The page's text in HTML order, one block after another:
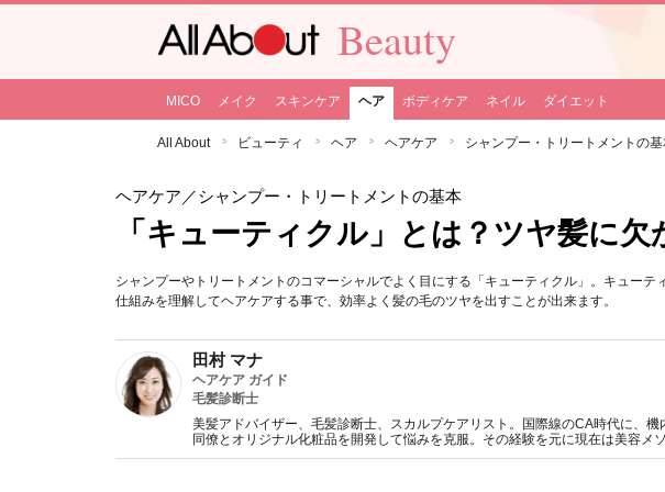
Beauty
MICO メイク スキンケア ヘア ボディケア ネイル ダイエット
All About ビューティ ヘア ヘアケア シャンプー・トリートメントの
ヘアケア ／シャンプー・トリートメントの基本
「キューティクル」とは？ツヤ髪に
シャンプーやトリートメントのコマーシャルでよく目にする「キューティクル」。キュー
仕組みを理解してヘアケアする事で、効率よく髪の毛のツヤを出すことが出来ます。
田村 マナ
ヘアケア ガイド
毛髪診断士
美髪アドバイザー、毛髪診断士、スカルプケアリスト。国際線のCA時代に、機
同僚とオリジナル化粧品を開発して悩みを克服。その経験を元に現在は美容メ
中。